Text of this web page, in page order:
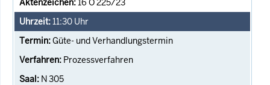
16 O 225/23
11:30 Uhr
Güte- und Verhandlungstermin
Prozessverfahren
N 305